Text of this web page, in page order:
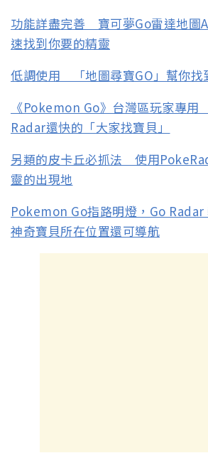
功能詳盡完善 寶可夢Go雷達地圖
速找到你要的精靈
低調使用 「地圖尋寶GO」幫你找
《Pokemon Go》台灣區玩家專
Radar還快的「大家找寶貝」
另類的皮卡丘必抓法 使用
靈的出現地
Pokemon Go指路明燈，Go Radar
神奇寶貝所在位置還可導航